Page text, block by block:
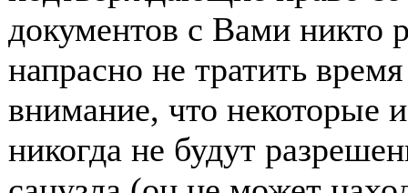
документов с Вами никто
напрасно не тратить
внимание, что некоторые
никогда не будут